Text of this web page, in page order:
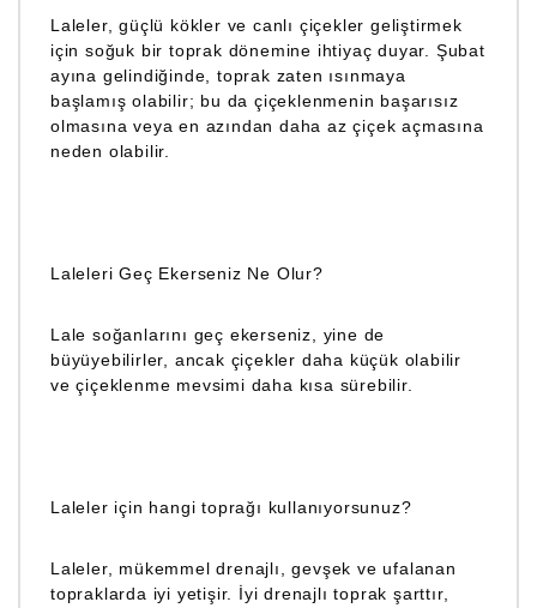
Laleler, güçlü kökler ve canlı çiçekler geliştirmek
için soğuk bir toprak dönemine ihtiyaç duyar. Şubat
ayına gelindiğinde, toprak zaten ısınmaya
başlamış olabilir; bu da çiçeklenmenin başarısız
olmasına veya en azından daha az çiçek açmasına
neden olabilir.
Laleleri Geç Ekerseniz Ne Olur?
Lale soğanlarını geç ekerseniz, yine de
büyüyebilirler, ancak çiçekler daha küçük olabilir
ve çiçeklenme mevsimi daha kısa sürebilir.
Laleler için hangi toprağı kullanıyorsunuz?
Laleler, mükemmel drenajlı, gevşek ve ufalanan
topraklarda iyi yetişir. İyi drenajlı toprak şarttır,